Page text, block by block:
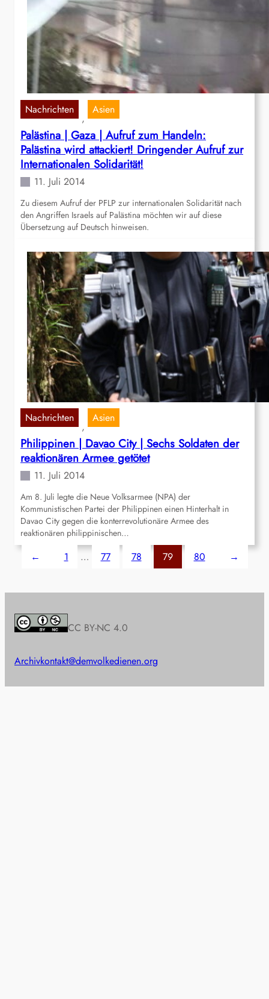
Nachrichten
,
Asien
Palästina | Gaza | Aufruf zum Handeln:
Palästina wird attackiert! Dringender Aufruf zur
Internationalen Solidarität!
11. Juli 2014
Zu diesem Aufruf der PFLP zur internationalen Solidarität nach
den Angriffen Israels auf Palästina möchten wir auf diese
Übersetzung auf Deutsch hinweisen.
Nachrichten
,
Asien
Philippinen | Davao City | Sechs Soldaten der
reaktionären Armee getötet
11. Juli 2014
Am 8. Juli legte die Neue Volksarmee (NPA) der
Kommunistischen Partei der Philippinen einen Hinterhalt in
Davao City gegen die konterrevolutionäre Armee des
reaktionären philippinischen…
← 1 … 77 78 79 80 →
CC BY-NC 4.0
Archivkontakt@demvolkedienen.org